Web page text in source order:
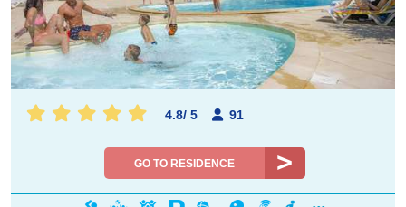
4.8/ 5 91
GO TO RESIDENCE